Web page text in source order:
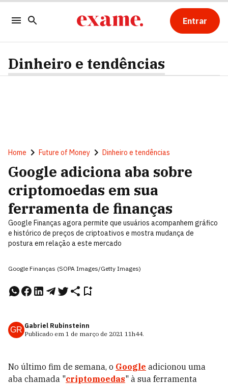
Entrar
Dinheiro e tendências
Home Future of Money Dinheiro e tendências
Google adiciona aba sobre
criptomoedas em sua
ferramenta de finanças
Google Finanças agora permite que usuários acompanhem gráfico
e histórico de preços de criptoativos e mostra mudança de
postura em relação a este mercado
Google Finanças (SOPA Images/Getty Images)
GR Gabriel Rubinsteinn
Publicado em 1 de março de 2021 11h44.
No último fim de semana, o Google adicionou uma
aba chamada "criptomoedas" à sua ferramenta